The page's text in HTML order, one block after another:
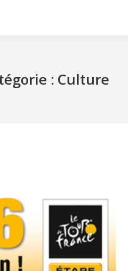
: Culture